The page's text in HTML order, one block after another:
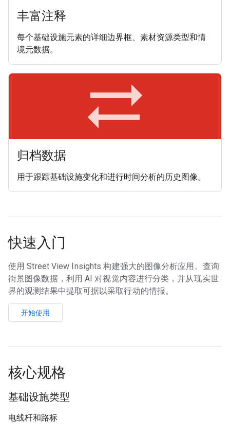
丰富注释
每个基础设施元素的详细边界框、素材资源类型和情
境元数据。
sync_alt
归档数据
用于跟踪基础设施变化和进行时间分析的历史图像。
快速入门
使用 Street View Insights 构建强大的图像分析应用。查询
街景图像数据，利用 AI 对视觉内容进行分类，并从现实世
界的观测结果中提取可据以采取行动的情报。
开始使用
核心规格
基础设施类型
电线杆和路标